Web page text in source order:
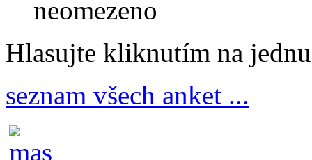
neomezeno
Hlasujte kliknutím na
seznam všech anket ...